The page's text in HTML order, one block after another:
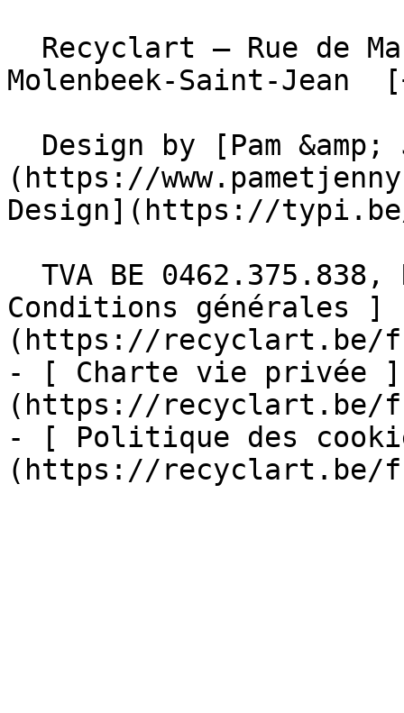
Molenbeek-Saint-
(https://
Design](https://
Conditions générales ]
(https://recyclart.be/
- [ Charte vie privée ]
(https://recyclart.be/
- [ Politique des